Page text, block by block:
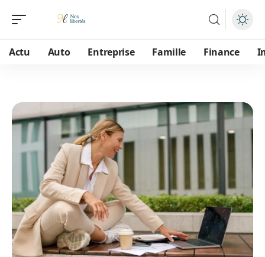
Actu Auto Entreprise Famille Finance